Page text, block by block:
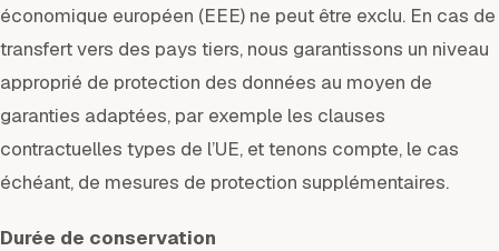
économique européen (EEE) ne peut être exclu. En cas de
transfert vers des pays tiers, nous garantissons un niveau
approprié de protection des données au moyen de
garanties adaptées, par exemple les clauses
contractuelles types de l’UE, et tenons compte, le cas
échéant, de mesures de protection supplémentaires.
Durée de conservation